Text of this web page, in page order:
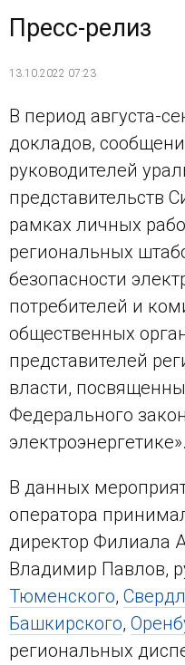
Пресс-релиз
13.10.2022 07:23
В период августа-
докладов,
руководителей
представительств
рамках личных
региональных
безопасности
потребителей и
общественных
представителей
власти,
Федерального
электроэнергетике».
В данных
оператора
директор Филиала
Владимир Павлов,
Тюменского,
Башкирского,
региональных